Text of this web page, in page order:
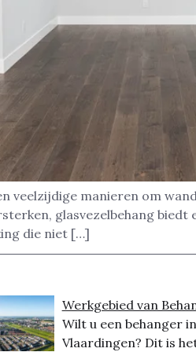
veelzijdige manieren om
glasvezelbehang
die niet […]
Werkgebied van
Wilt u een behanger
Vlaardingen? Dit is